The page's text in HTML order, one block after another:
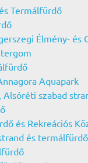
Termálfürdő
Élmény- és
Aquapark
Alsóréti szabad
és Rekreációs
és termálfürdő